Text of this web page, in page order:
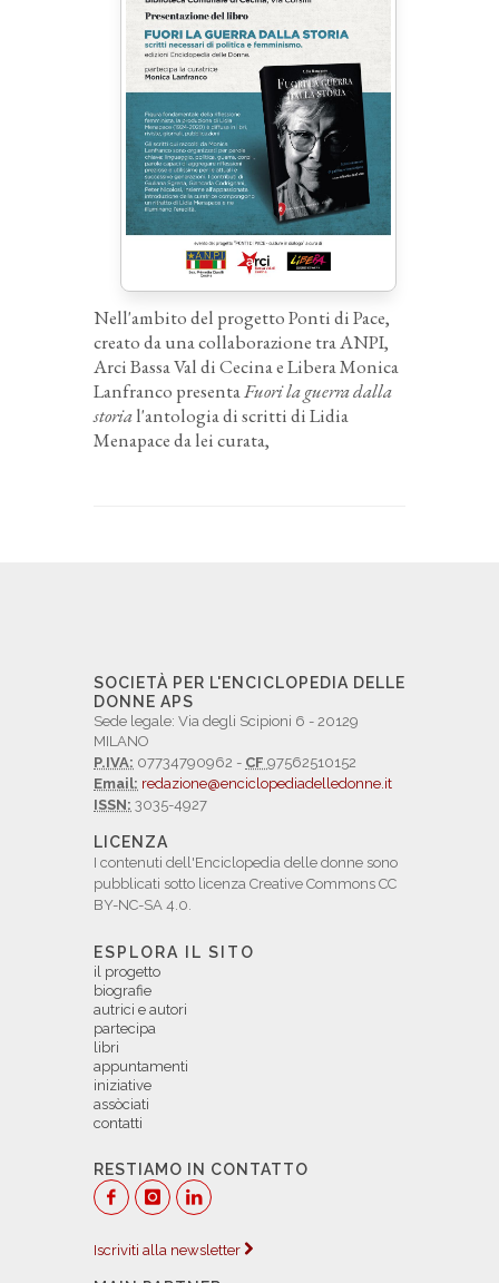
Nell'ambito del progetto Ponti di Pace,
creato da una collaborazione tra ANPI,
Arci Bassa Val di Cecina e Libera Monica
Lanfranco presentaFuori la guerra dalla
storial'antologia di scritti di Lidia
Menapace da lei curata,
SOCIETÀ PER L'ENCICLOPEDIA DELLE
DONNE APS
Sede legale: Via degli Scipioni 6 - 20129
MILANO
P.IVA: 07734790962 - CF 97562510152
Email: redazione@enciclopediadelledonne.it
ISSN: 3035-4927
LICENZA
I contenuti dell'Enciclopedia delle donne sono
pubblicati sotto licenza Creative Commons CC
BY-NC-SA 4.0.
ESPLORA IL SITO
il progetto
biografie
autrici e autori
partecipa
libri
appuntamenti
iniziative
assòciati
contatti
RESTIAMO IN CONTATTO
Iscriviti alla newsletter